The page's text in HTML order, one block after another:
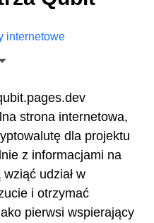
internetowe
strona internetowa,
dla projektu
z informacjami na
udział w
i otrzymać
pierwsi wspierający